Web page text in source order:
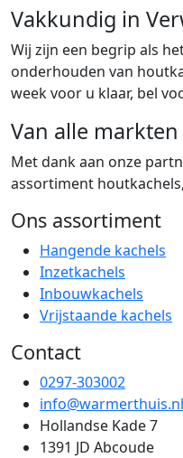
Vakkundig in
Wij zijn een begrip als
onderhouden van
week voor u klaar, bel
Van alle
Met dank aan onze
assortiment
Ons assortiment
Hangende kachels
Inzetkachels
Inbouwkachels
Vrijstaande kachels
Contact
0297-303002
info@warmerthuis.nl
Hollandse Kade 7
1391 JD Abcoude